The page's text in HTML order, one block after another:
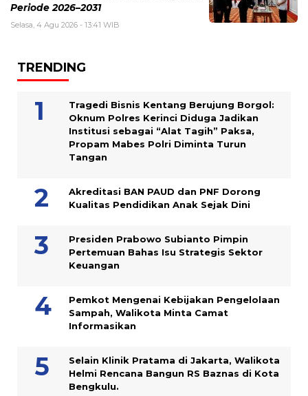
Periode 2026–2031
Selasa, 4 Agu 2026 - 13:41 WIB
TRENDING
Tragedi Bisnis Kentang Berujung Borgol:
Oknum Polres Kerinci Diduga Jadikan
Institusi sebagai “Alat Tagih” Paksa,
Propam Mabes Polri Diminta Turun
Tangan
Akreditasi BAN PAUD dan PNF Dorong
Kualitas Pendidikan Anak Sejak Dini
Presiden Prabowo Subianto Pimpin
Pertemuan Bahas Isu Strategis Sektor
Keuangan
Pemkot Mengenai Kebijakan Pengelolaan
Sampah, Walikota Minta Camat
Informasikan
Selain Klinik Pratama di Jakarta, Walikota
Helmi Rencana Bangun RS Baznas di Kota
Bengkulu.